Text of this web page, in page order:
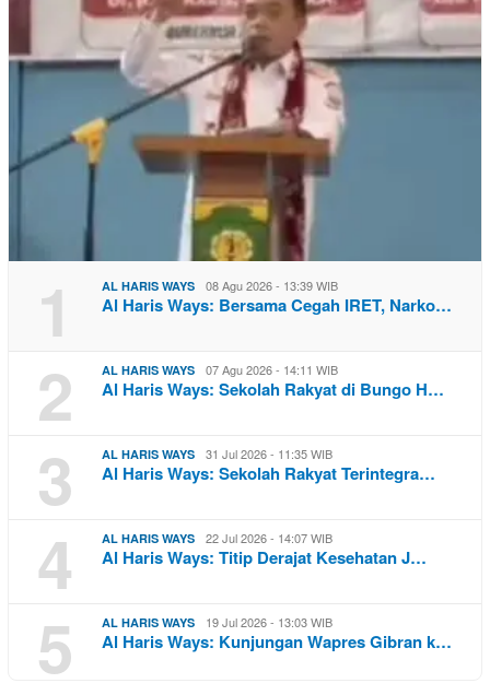
1 AL HARIS WAYS 08 Agu 2026 - 13:39 WIB
Al Haris Ways: Bersama Cegah IRET, Narko…
2 AL HARIS WAYS 07 Agu 2026 - 14:11 WIB
Al Haris Ways: Sekolah Rakyat di Bungo H…
3 AL HARIS WAYS 31 Jul 2026 - 11:35 WIB
Al Haris Ways: Sekolah Rakyat Terintegra…
4 AL HARIS WAYS 22 Jul 2026 - 14:07 WIB
Al Haris Ways: Titip Derajat Kesehatan J…
5 AL HARIS WAYS 19 Jul 2026 - 13:03 WIB
Al Haris Ways: Kunjungan Wapres Gibran k…